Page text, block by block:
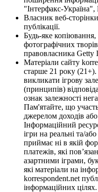
"Інтерфакс-Україна",
Власник веб-
публікації.
Будь-яке копіювання,
фотографічних
правовласника Getty
Матеріали сайту
старше 21 року (21+).
викликати ігрову
(принципів)
ознак залежності
Пам'ятайте, що
джерелом доходів
Інформаційний
ігри на реальні та/
приймає ні в якій
платежів, які
азартними іграми,
які матеріали на
korrespondent.net
інформаційних цілях.